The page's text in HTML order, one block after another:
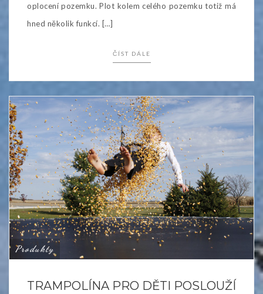
oplocení pozemku. Plot kolem celého pozemku totiž má
hned několik funkcí. […]
ČÍST DÁLE
Produkty
TRAMPOLÍNA PRO DĚTI POSLOUŽÍ